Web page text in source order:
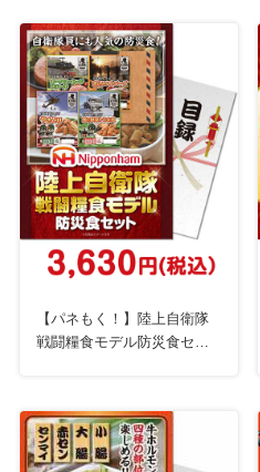
【パネもく！】陸上自衛隊
戦闘糧食モデル防災食セッ